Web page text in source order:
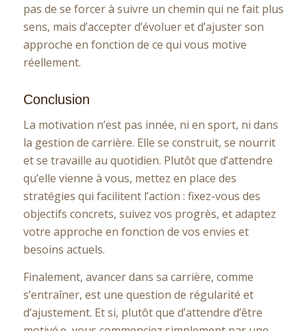
pas de se forcer à suivre un chemin qui ne fait plus
sens, mais d’accepter d’évoluer et d’ajuster son
approche en fonction de ce qui vous motive
réellement.
Conclusion
La motivation n’est pas innée, ni en sport, ni dans
la gestion de carrière. Elle se construit, se nourrit
et se travaille au quotidien. Plutôt que d’attendre
qu’elle vienne à vous, mettez en place des
stratégies qui facilitent l’action : fixez-vous des
objectifs concrets, suivez vos progrès, et adaptez
votre approche en fonction de vos envies et
besoins actuels.
Finalement, avancer dans sa carrière, comme
s’entraîner, est une question de régularité et
d’ajustement. Et si, plutôt que d’attendre d’être